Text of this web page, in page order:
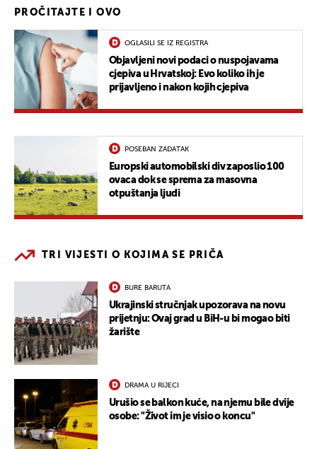
PROČITAJTE I OVO
OGLASILI SE IZ REGISTRA
Objavljeni novi podaci o nuspojavama
cjepiva u Hrvatskoj: Evo koliko ih je
prijavljeno i nakon kojih cjepiva
POSEBAN ZADATAK
Europski automobilski div zaposlio 100
ovaca dok se sprema za masovna
otpuštanja ljudi
TRI VIJESTI O KOJIMA SE PRIČA
BURE BARUTA
Ukrajinski stručnjak upozorava na novu
prijetnju: Ovaj grad u BiH-u bi mogao biti
žarište
DRAMA U RIJECI
Urušio se balkon kuće, na njemu bile dvije
osobe: "Život im je visio o koncu"